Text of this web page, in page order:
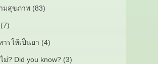
มสุขภาพ (83)
ารให้เป็นยา (4)
ม่? Did you know? (3)